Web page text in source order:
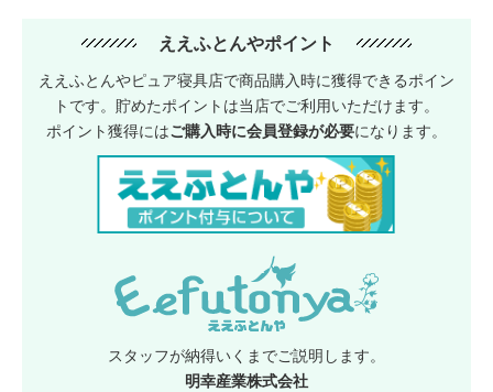
ええふとんやポイント
ええふとんやピュア寝具店で商品購入時に獲得できるポイン
トです。貯めたポイントは当店でご利用いただけます。
ポイント獲得にはご購入時に会員登録が必要になります。
スタッフが納得いくまでご説明します。
明幸産業株式会社